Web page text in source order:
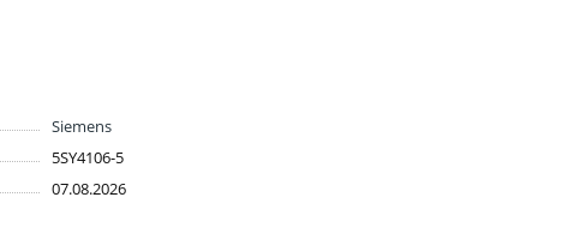
Siemens
5SY4106-5
07.08.2026